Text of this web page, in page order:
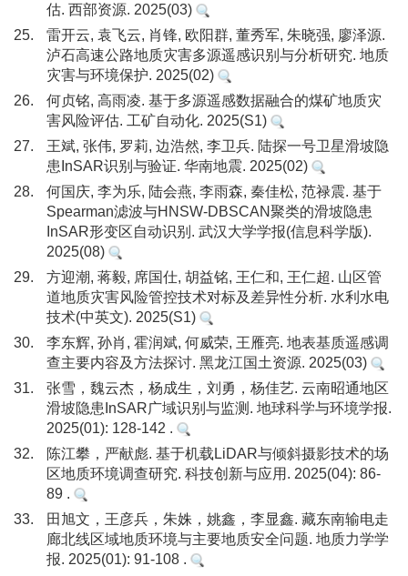
估. 西部资源. 2025(03)
25.
雷开云, 袁飞云, 肖锋, 欧阳群, 董秀军, 朱晓强, 廖泽源.
泸石高速公路地质灾害多源遥感识别与分析研究. 地质
灾害与环境保护. 2025(02)
26.
何贞铭, 高雨凌. 基于多源遥感数据融合的煤矿地质灾
害风险评估. 工矿自动化. 2025(S1)
27.
王斌, 张伟, 罗莉, 边浩然, 李卫兵. 陆探一号卫星滑坡隐
患InSAR识别与验证. 华南地震. 2025(02)
28.
何国庆, 李为乐, 陆会燕, 李雨森, 秦佳松, 范禄震. 基于
Spearman滤波与HNSW-DBSCAN聚类的滑坡隐患
InSAR形变区自动识别. 武汉大学学报(信息科学版).
2025(08)
29.
方迎潮, 蒋毅, 席国仕, 胡益铭, 王仁和, 王仁超. 山区管
道地质灾害风险管控技术对标及差异性分析. 水利水电
技术(中英文). 2025(S1)
30.
李东辉, 孙肖, 霍润斌, 何威荣, 王雁亮. 地表基质遥感调
查主要内容及方法探讨. 黑龙江国土资源. 2025(03)
31.
张雪，魏云杰，杨成生，刘勇，杨佳艺. 云南昭通地区
滑坡隐患InSAR广域识别与监测. 地球科学与环境学报.
2025(01): 128-142 .
32.
陈江攀，严献彪. 基于机载LiDAR与倾斜摄影技术的场
区地质环境调查研究. 科技创新与应用. 2025(04): 86-
89 .
33.
田旭文，王彦兵，朱姝，姚鑫，李显鑫. 藏东南输电走
廊北线区域地质环境与主要地质安全问题. 地质力学学
报. 2025(01): 91-108 .